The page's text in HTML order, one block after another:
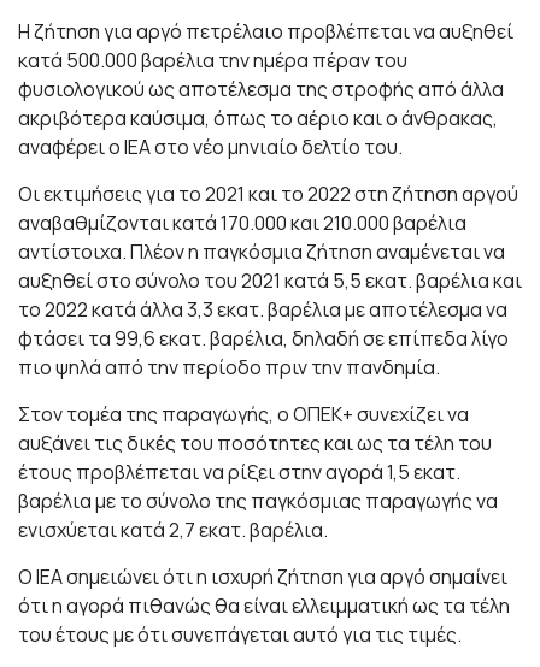
Η ζήτηση για αργό πετρέλαιο προβλέπεται να αυξηθεί
κατά 500.000 βαρέλια την ημέρα πέραν του
φυσιολογικού ως αποτέλεσμα της στροφής από άλλα
ακριβότερα καύσιμα, όπως το αέριο και ο άνθρακας,
αναφέρει ο ΙΕΑ στο νέο μηνιαίο δελτίο του.
Οι εκτιμήσεις για το 2021 και το 2022 στη ζήτηση αργού
αναβαθμίζονται κατά 170.000 και 210.000 βαρέλια
αντίστοιχα. Πλέον η παγκόσμια ζήτηση αναμένεται να
αυξηθεί στο σύνολο του 2021 κατά 5,5 εκατ. βαρέλια και
το 2022 κατά άλλα 3,3 εκατ. βαρέλια με αποτέλεσμα να
φτάσει τα 99,6 εκατ. βαρέλια, δηλαδή σε επίπεδα λίγο
πιο ψηλά από την περίοδο πριν την πανδημία.
Στον τομέα της παραγωγής, ο ΟΠΕΚ+ συνεχίζει να
αυξάνει τις δικές του ποσότητες και ως τα τέλη του
έτους προβλέπεται να ρίξει στην αγορά 1,5 εκατ.
βαρέλια με το σύνολο της παγκόσμιας παραγωγής να
ενισχύεται κατά 2,7 εκατ. βαρέλια.
Ο ΙΕΑ σημειώνει ότι η ισχυρή ζήτηση για αργό σημαίνει
ότι η αγορά πιθανώς θα είναι ελλειμματική ως τα τέλη
του έτους με ότι συνεπάγεται αυτό για τις τιμές.